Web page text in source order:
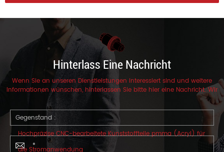
Hinterlass Eine Nachricht
Wenn Sie an unseren Dienstleistungen interessiert sind und weitere
Informationen wünschen, hinterlassen Sie bitte hier eine Nachricht. Wir
werden Ihnen so schnell wie möglich antworten.
Gegenstand :
Hochpräzise CNC-bearbeitete Kunststoffteile pmma (Acryl) für
die Stromanwendung